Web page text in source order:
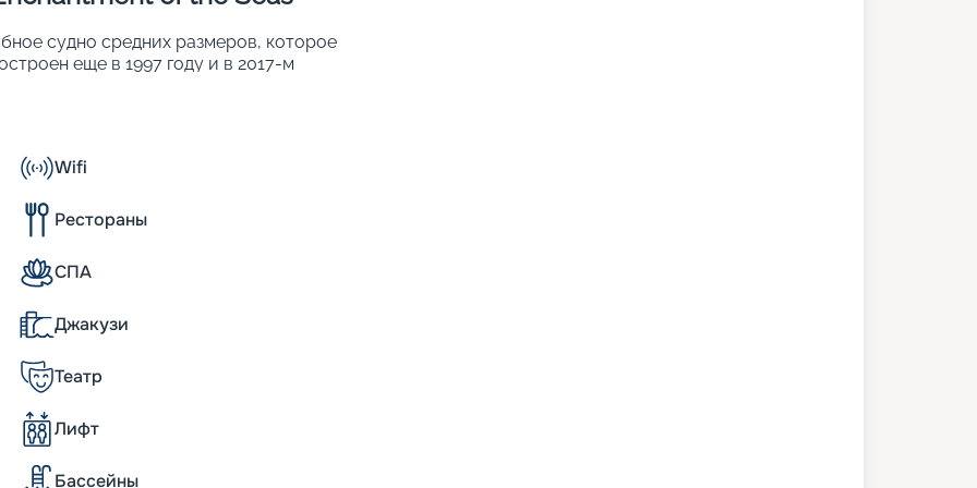
судно средних размеров, которое
еще в 1997 году и в 2017-м
в человеческий рост, «световые
такой подход к оформлению подобные
особенности:
отеля могут проживать около 2
лайнера для гостей откроется
ярким солнечным светом, который
и панорамные окна. Свет красиво
сквозь прозрачные лестницы, а
создает ощущение роскоши и
Wifi
Рестораны
СПА
Джакузи
Театр
Лифт
Бассейны